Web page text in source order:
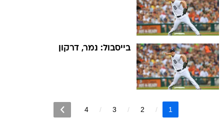
בייסבול: נמר, דרקון
1
2
3
4